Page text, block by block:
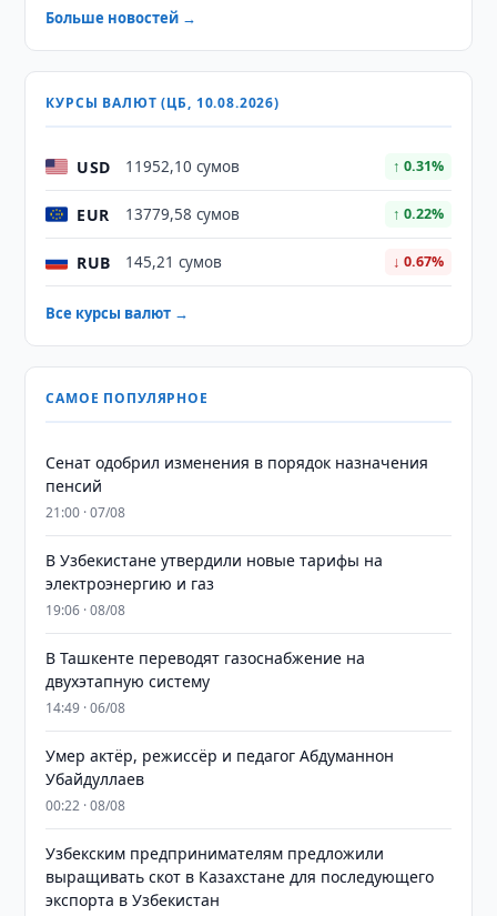
Больше новостей →
КУРСЫ ВАЛЮТ (ЦБ, 10.08.2026)
USD 11952,10 сумов ↑ 0.31%
EUR 13779,58 сумов ↑ 0.22%
RUB 145,21 сумов ↓ 0.67%
Все курсы валют →
САМОЕ ПОПУЛЯРНОЕ
Сенат одобрил изменения в порядок назначения
пенсий
21:00 · 07/08
В Узбекистане утвердили новые тарифы на
электроэнергию и газ
19:06 · 08/08
В Ташкенте переводят газоснабжение на
двухэтапную систему
14:49 · 06/08
Умер актёр, режиссёр и педагог Абдуманнон
Убайдуллаев
00:22 · 08/08
Узбекским предпринимателям предложили
выращивать скот в Казахстане для последующего
экспорта в Узбекистан